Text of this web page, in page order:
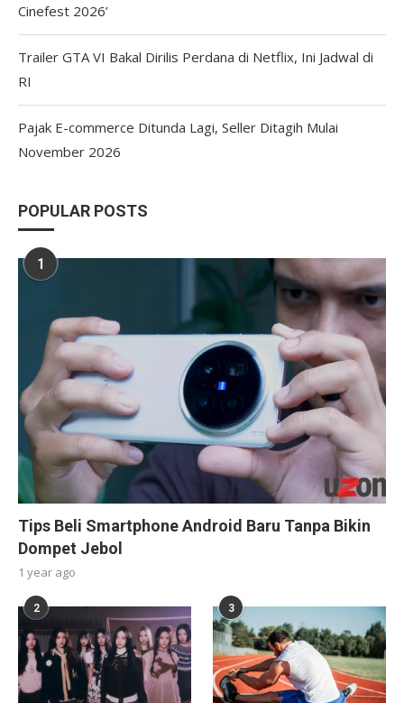
Cinefest 2026’
Trailer GTA VI Bakal Dirilis Perdana di Netflix, Ini Jadwal di
RI
Pajak E-commerce Ditunda Lagi, Seller Ditagih Mulai
November 2026
POPULAR POSTS
1
Tips Beli Smartphone Android Baru Tanpa Bikin
Dompet Jebol
1 year ago
2 3